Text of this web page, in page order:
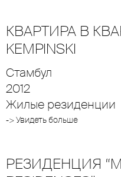
КВАРТИРА В
KEMPINSKI
Стамбул
2012
Жилые резиденции
-> Увидеть больше
РЕЗИДЕНЦИЯ